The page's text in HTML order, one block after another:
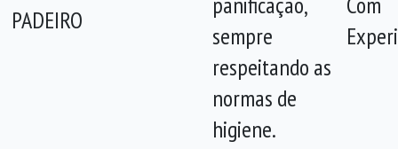
PADEIRO
sempre
respeitando as
normas de
higiene.